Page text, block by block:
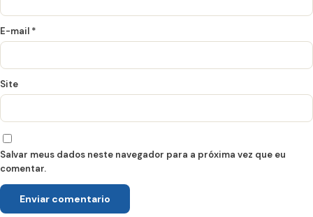
E-mail *
Site
Salvar meus dados neste navegador para a próxima vez que eu
comentar.